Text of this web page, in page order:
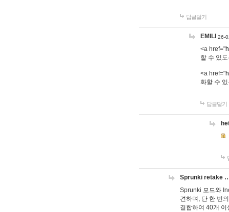
답글달기
EMILI 26-
<a href="
할 수 있
<a href="
화할 수
답글달기
Sprunki retake
Sprunki 모드와
견하며, 단 한 번
결합하여 40개